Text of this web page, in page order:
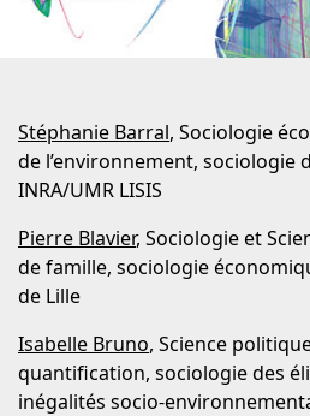
Stéphanie Barral, Sociologie
de l’environnement, sociologie
INRA/UMR LISIS
Pierre Blavier, Sociologie et
de famille, sociologie
de Lille
Isabelle Bruno, Science
quantification, sociologie des
inégalités socio-